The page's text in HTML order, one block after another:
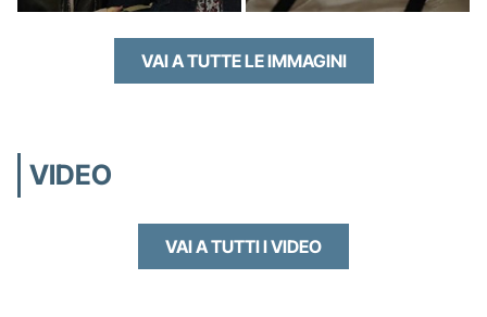
VAI A TUTTE LE IMMAGINI
VIDEO
VAI A TUTTI I VIDEO